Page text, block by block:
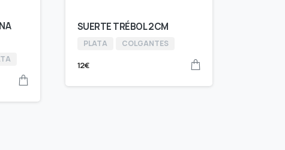
SUERTE TRÉBOL 2CM
PLATA COLGANTES
12€